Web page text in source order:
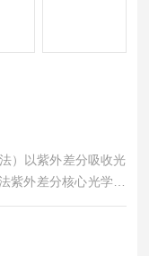
）以紫外差分吸收光
紫外差分核心光学模
污染源排气中SO2、